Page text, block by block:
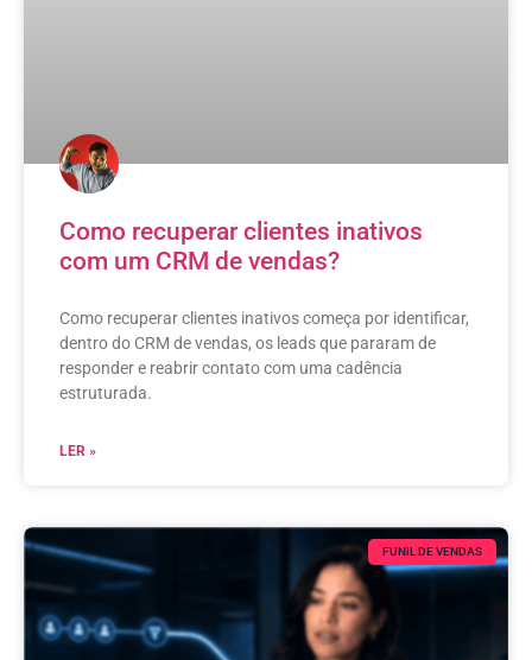
Como recuperar clientes inativos
com um CRM de vendas?
Como recuperar clientes inativos começa por identificar,
dentro do CRM de vendas, os leads que pararam de
responder e reabrir contato com uma cadência
estruturada.
LER »
FUNIL DE VENDAS